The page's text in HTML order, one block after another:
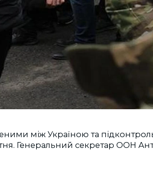
між Україною та
Генеральний секретар ООН